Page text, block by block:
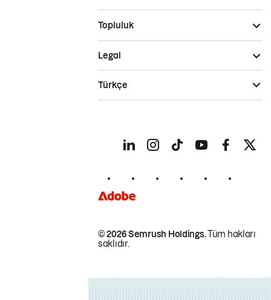
Topluluk
© 2026 Semrush Holdings.Tüm hakları
saklıdır.
Legal
Türkçe